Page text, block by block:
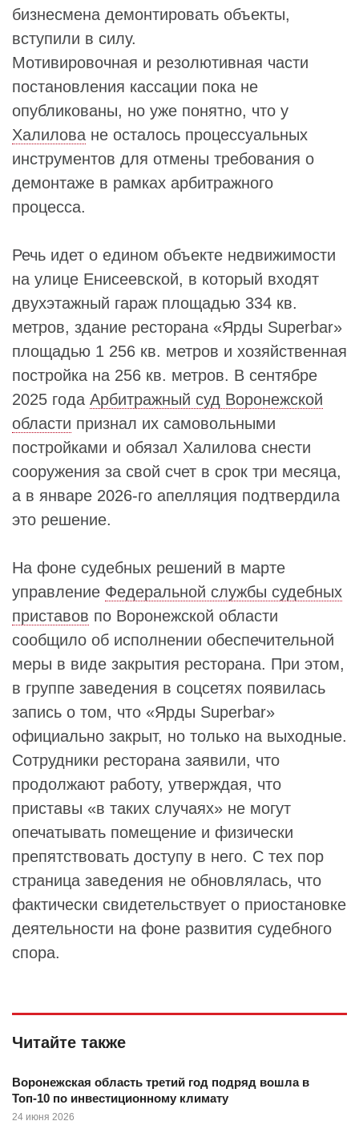
бизнесмена демонтировать объекты,
вступили в силу.
Мотивировочная и резолютивная части
постановления кассации пока не
опубликованы, но уже понятно, что у
Халилова не осталось процессуальных
инструментов для отмены требования о
демонтаже в рамках арбитражного
процесса.
Речь идет о едином объекте недвижимости
на улице Енисеевской, в который входят
двухэтажный гараж площадью 334 кв.
метров, здание ресторана «Ярды Superbar»
площадью 1 256 кв. метров и хозяйственная
постройка на 256 кв. метров. В сентябре
2025 года Арбитражный суд Воронежской
области признал их самовольными
постройками и обязал Халилова снести
сооружения за свой счет в срок три месяца,
а в январе 2026-го апелляция подтвердила
это решение.
На фоне судебных решений в марте
управление Федеральной службы судебных
приставов по Воронежской области
сообщило об исполнении обеспечительной
меры в виде закрытия ресторана. При этом,
в группе заведения в соцсетях появилась
запись о том, что «Ярды Superbar»
официально закрыт, но только на выходные.
Сотрудники ресторана заявили, что
продолжают работу, утверждая, что
приставы «в таких случаях» не могут
опечатывать помещение и физически
препятствовать доступу в него. С тех пор
страница заведения не обновлялась, что
фактически свидетельствует о приостановке
деятельности на фоне развития судебного
спора.
Читайте также
Воронежская область третий год подряд вошла в
Топ-10 по инвестиционному климату
24 июня 2026